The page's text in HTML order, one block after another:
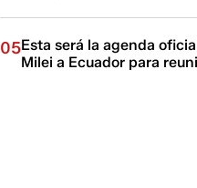
05Esta será la agenda
Milei a Ecuador para